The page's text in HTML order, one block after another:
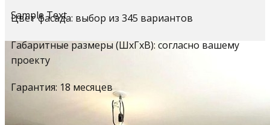
Sample Text
Цвет фасада: выбор из 345 вариантов
Габаритные размеры (ШхГхВ): согласно вашему
проекту
Гарантия: 18 месяцев